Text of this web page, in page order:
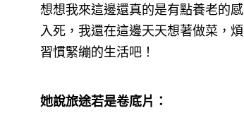
想想我來這邊還真的是有點養老的
入死，我還在這邊天天想著做菜，
習慣緊繃的生活吧！
她說旅途若是卷底片：